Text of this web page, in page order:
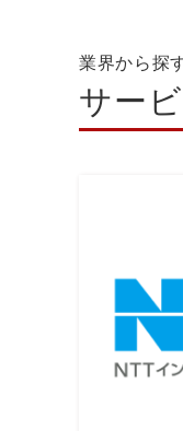
業界から探
サー